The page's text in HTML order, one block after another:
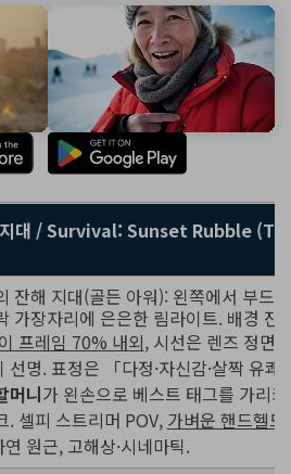
지대 / Survival: Sunset Rubble
잔해 지대(골든 아워): 왼쪽에서 부드
가장자리에 은은한 림라이트. 배경 잔
프레임 70% 내외, 시선은 렌즈 정면,
선명. 표정은 「다정·자신감·살짝 유쾌
머니가 왼손으로 베스트 태그를 가리
. 셀피 스트리머 POV, 가벼운 핸드헬드
연 원근, 고해상·시네마틱.